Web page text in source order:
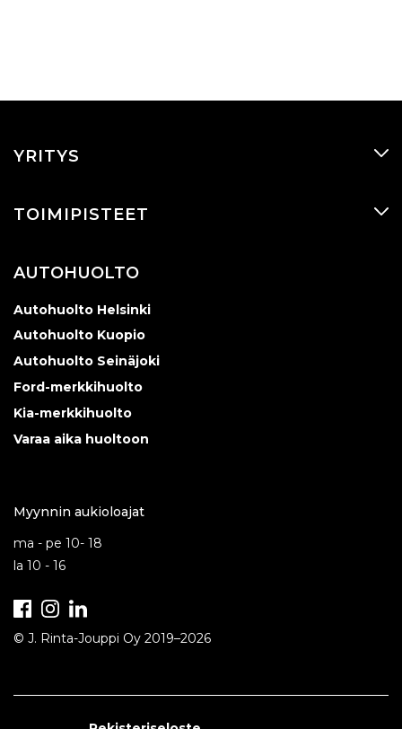
YRITYS
TOIMIPISTEET
AUTOHUOLTO
Autohuolto Helsinki
Autohuolto Kuopio
Autohuolto Seinäjoki
Ford-merkkihuolto
Kia-merkkihuolto
Varaa aika huoltoon
Myynnin aukioloajat
ma - pe 10- 18
la 10 - 16
Facebook
Instagram
LinkedIn
© J. Rinta-Jouppi Oy 2019–2026